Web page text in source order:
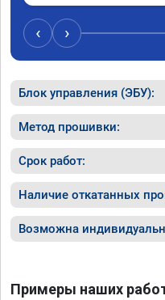
‹ ›
Блок управления (ЭБУ):
Метод прошивки:
Срок работ:
Наличие откатанных
Возможна
Примеры наших